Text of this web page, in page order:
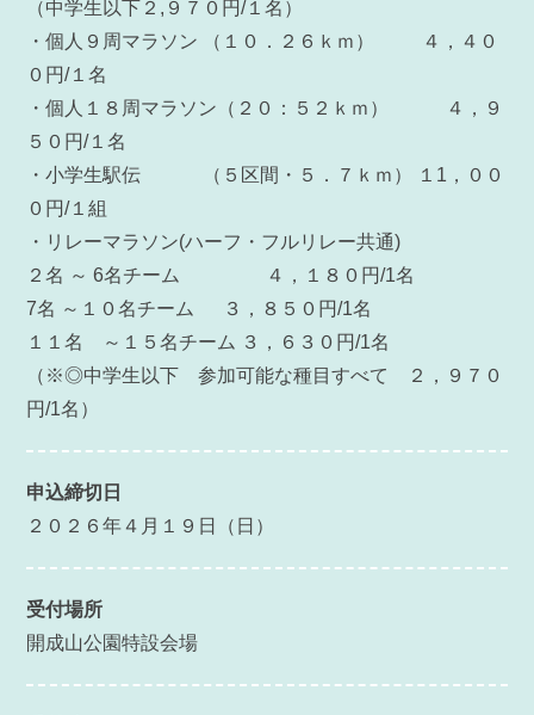
（中学生以下２,９７０円/１名）
・個人９周マラソン （１０．２６ｋｍ） ４，４０
０円/１名
・個人１８周マラソン（２０：５２ｋｍ） ４，９
５０円/１名
・小学生駅伝 （５区間・５．７ｋｍ） １1，００
０円/１組
・リレーマラソン(ハーフ・フルリレー共通)
２名 ～ 6名チーム ４，１８０円/1名
7名 ～１０名チーム ３，８５０円/1名
１１名 ～１５名チーム ３，６３０円/1名
（※◎中学生以下 参加可能な種目すべて ２，９７０
円/1名）
申込締切日
２０２６年４月１９日（日）
受付場所
開成山公園特設会場